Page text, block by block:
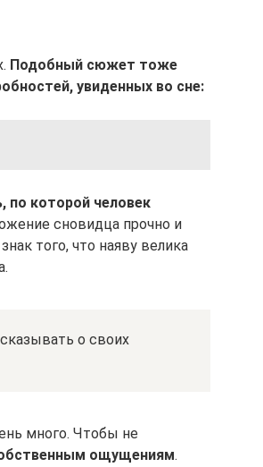
Подобный сюжет тоже
увиденных во сне:
по которой человек
сновидца прочно и
того, что наяву велика
о своих
много. Чтобы не
ощущениям.